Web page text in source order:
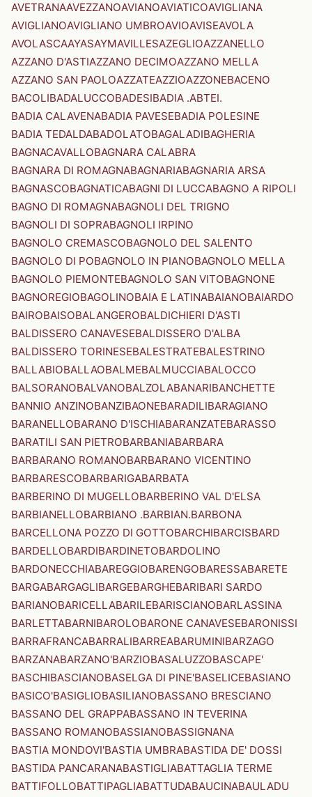
AVETRANAAVEZZANOAVIANOAVIATICOAVIGLIANA
AVIGLIANOAVIGLIANO UMBROAVIOAVISEAVOLA
AVOLASCAAYASAYMAVILLESAZEGLIOAZZANELLO
AZZANO D'ASTIAZZANO DECIMOAZZANO MELLA
AZZANO SAN PAOLOAZZATEAZZIOAZZONEBACENO
BACOLIBADALUCCOBADESIBADIA .ABTEI.
BADIA CALAVENABADIA PAVESEBADIA POLESINE
BADIA TEDALDABADOLATOBAGALADIBAGHERIA
BAGNACAVALLOBAGNARA CALABRA
BAGNARA DI ROMAGNABAGNARIABAGNARIA ARSA
BAGNASCOBAGNATICABAGNI DI LUCCABAGNO A RIPOLI
BAGNO DI ROMAGNABAGNOLI DEL TRIGNO
BAGNOLI DI SOPRABAGNOLI IRPINO
BAGNOLO CREMASCOBAGNOLO DEL SALENTO
BAGNOLO DI POBAGNOLO IN PIANOBAGNOLO MELLA
BAGNOLO PIEMONTEBAGNOLO SAN VITOBAGNONE
BAGNOREGIOBAGOLINOBAIA E LATINABAIANOBAIARDO
BAIROBAISOBALANGEROBALDICHIERI D'ASTI
BALDISSERO CANAVESEBALDISSERO D'ALBA
BALDISSERO TORINESEBALESTRATEBALESTRINO
BALLABIOBALLAOBALMEBALMUCCIABALOCCO
BALSORANOBALVANOBALZOLABANARIBANCHETTE
BANNIO ANZINOBANZIBAONEBARADILIBARAGIANO
BARANELLOBARANO D'ISCHIABARANZATEBARASSO
BARATILI SAN PIETROBARBANIABARBARA
BARBARANO ROMANOBARBARANO VICENTINO
BARBARESCOBARBARIGABARBATA
BARBERINO DI MUGELLOBARBERINO VAL D'ELSA
BARBIANELLOBARBIANO .BARBIAN.BARBONA
BARCELLONA POZZO DI GOTTOBARCHIBARCISBARD
BARDELLOBARDIBARDINETOBARDOLINO
BARDONECCHIABAREGGIOBARENGOBARESSABARETE
BARGABARGAGLIBARGEBARGHEBARIBARI SARDO
BARIANOBARICELLABARILEBARISCIANOBARLASSINA
BARLETTABARNIBAROLOBARONE CANAVESEBARONISSI
BARRAFRANCABARRALIBARREABARUMINIBARZAGO
BARZANABARZANO'BARZIOBASALUZZOBASCAPE'
BASCHIBASCIANOBASELGA DI PINE'BASELICEBASIANO
BASICO'BASIGLIOBASILIANOBASSANO BRESCIANO
BASSANO DEL GRAPPABASSANO IN TEVERINA
BASSANO ROMANOBASSIANOBASSIGNANA
BASTIA MONDOVI'BASTIA UMBRABASTIDA DE' DOSSI
BASTIDA PANCARANABASTIGLIABATTAGLIA TERME
BATTIFOLLOBATTIPAGLIABATTUDABAUCINABAULADU